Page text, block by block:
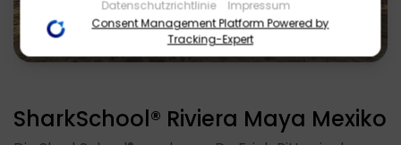
SharkSchool® Riviera Maya Mexiko
anhand eines persönlichen Accounts) oder welche
sie im Rahmen Ihrer Nutzung der Dienste gesammelt
haben (bspw. Nutzungsdaten anderer Geräte). Ihre
Einwilligung zur Nutzung von Cookies und Pixeln
entsprechenden Anpassungen vornehmen.
Datenschutzrichtlinie Impressum
Consent Management Platform Powered by
Tracking-Expert